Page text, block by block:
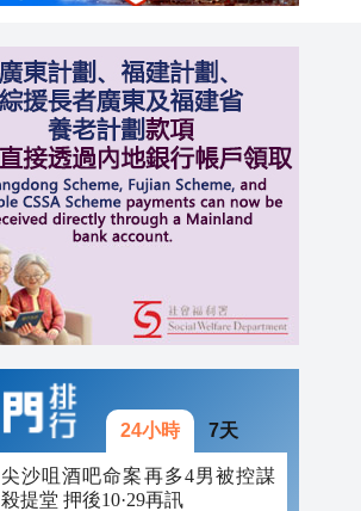
24小時 7天
尖沙咀酒吧命案再多4男被控謀
殺提堂 押後10·29再訊